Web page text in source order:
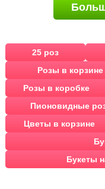
25 роз
Розы в корзине
Розы в коробке
Пионовидные
Цветы в корзине
Букеты